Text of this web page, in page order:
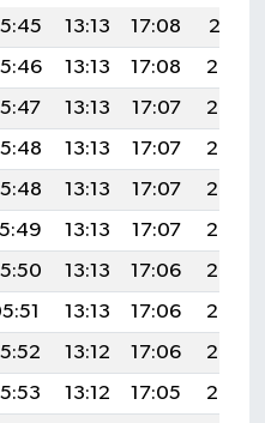
13:13 17:08
20:31
13:13 17:08
20:30
13:13 17:07
20:29
13:13 17:07
20:28
13:13 17:07
20:27
13:13 17:07
20:26
13:13 17:06
20:25
13:13 17:06
20:24
13:12 17:06
20:23
13:12 17:05
20:22